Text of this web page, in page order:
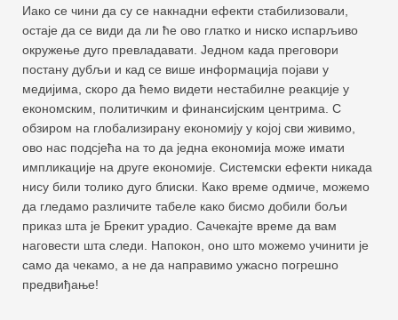
Иако се чини да су се накнадни ефекти стабилизовали,
остаје да се види да ли ће ово глатко и ниско испарљиво
окружење дуго превладавати. Једном када преговори
постану дубљи и кад се више информација појави у
медијима, скоро да ћемо видети нестабилне реакције у
економским, политичким и финансијским центрима. С
обзиром на глобализирану економију у којој сви живимо,
ово нас подсјећа на то да једна економија може имати
импликације на друге економије. Системски ефекти никада
нису били толико дуго блиски. Како време одмиче, можемо
да гледамо различите табеле како бисмо добили бољи
приказ шта је Брекит урадио. Сачекајте време да вам
наговести шта следи. Напокон, оно што можемо учинити је
само да чекамо, а не да направимо ужасно погрешно
предвиђање!